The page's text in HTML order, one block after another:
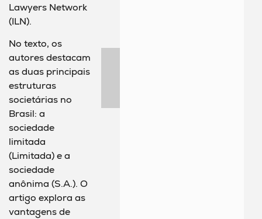
Lawyers Network
(ILN).
No texto, os
autores destacam
as duas principais
estruturas
societárias no
Brasil: a
sociedade
limitada
(Limitada) e a
sociedade
anônima (S.A.). O
artigo explora as
vantagens de